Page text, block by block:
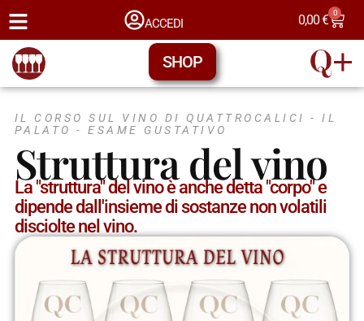
ACCEDI 0,00€ 0
SHOP
IL CORSO SUL VINO DI QUATTROCALICI -IL
PALATO - ESAME GUSTATIVO
Struttura del vino
La "struttura" del vino è anche detta "corpo" e
dipende dall'insieme di sostanze non volatili
disciolte nel vino.